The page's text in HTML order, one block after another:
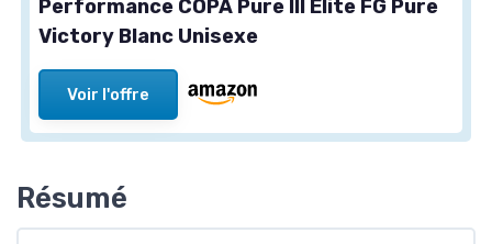
Performance COPA Pure III Elite FG Pure
Victory Blanc Unisexe
Voir l'offre
Résumé